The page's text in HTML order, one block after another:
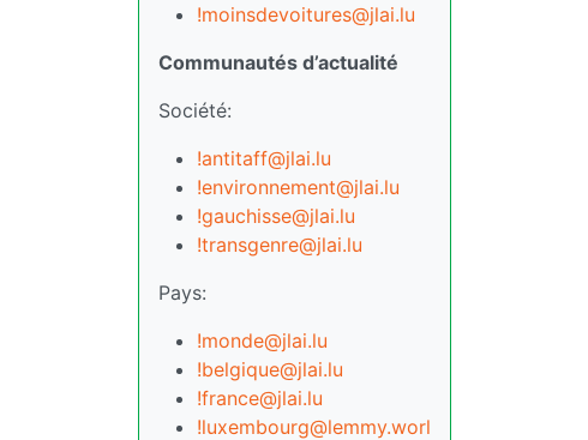
!moinsdevoitures@jlai.lu
Communautés d’actualité
Société:
!antitaff@jlai.lu
!environnement@jlai.lu
!gauchisse@jlai.lu
!transgenre@jlai.lu
Pays:
!monde@jlai.lu
!belgique@jlai.lu
!france@jlai.lu
!luxembourg@lemmy.worl